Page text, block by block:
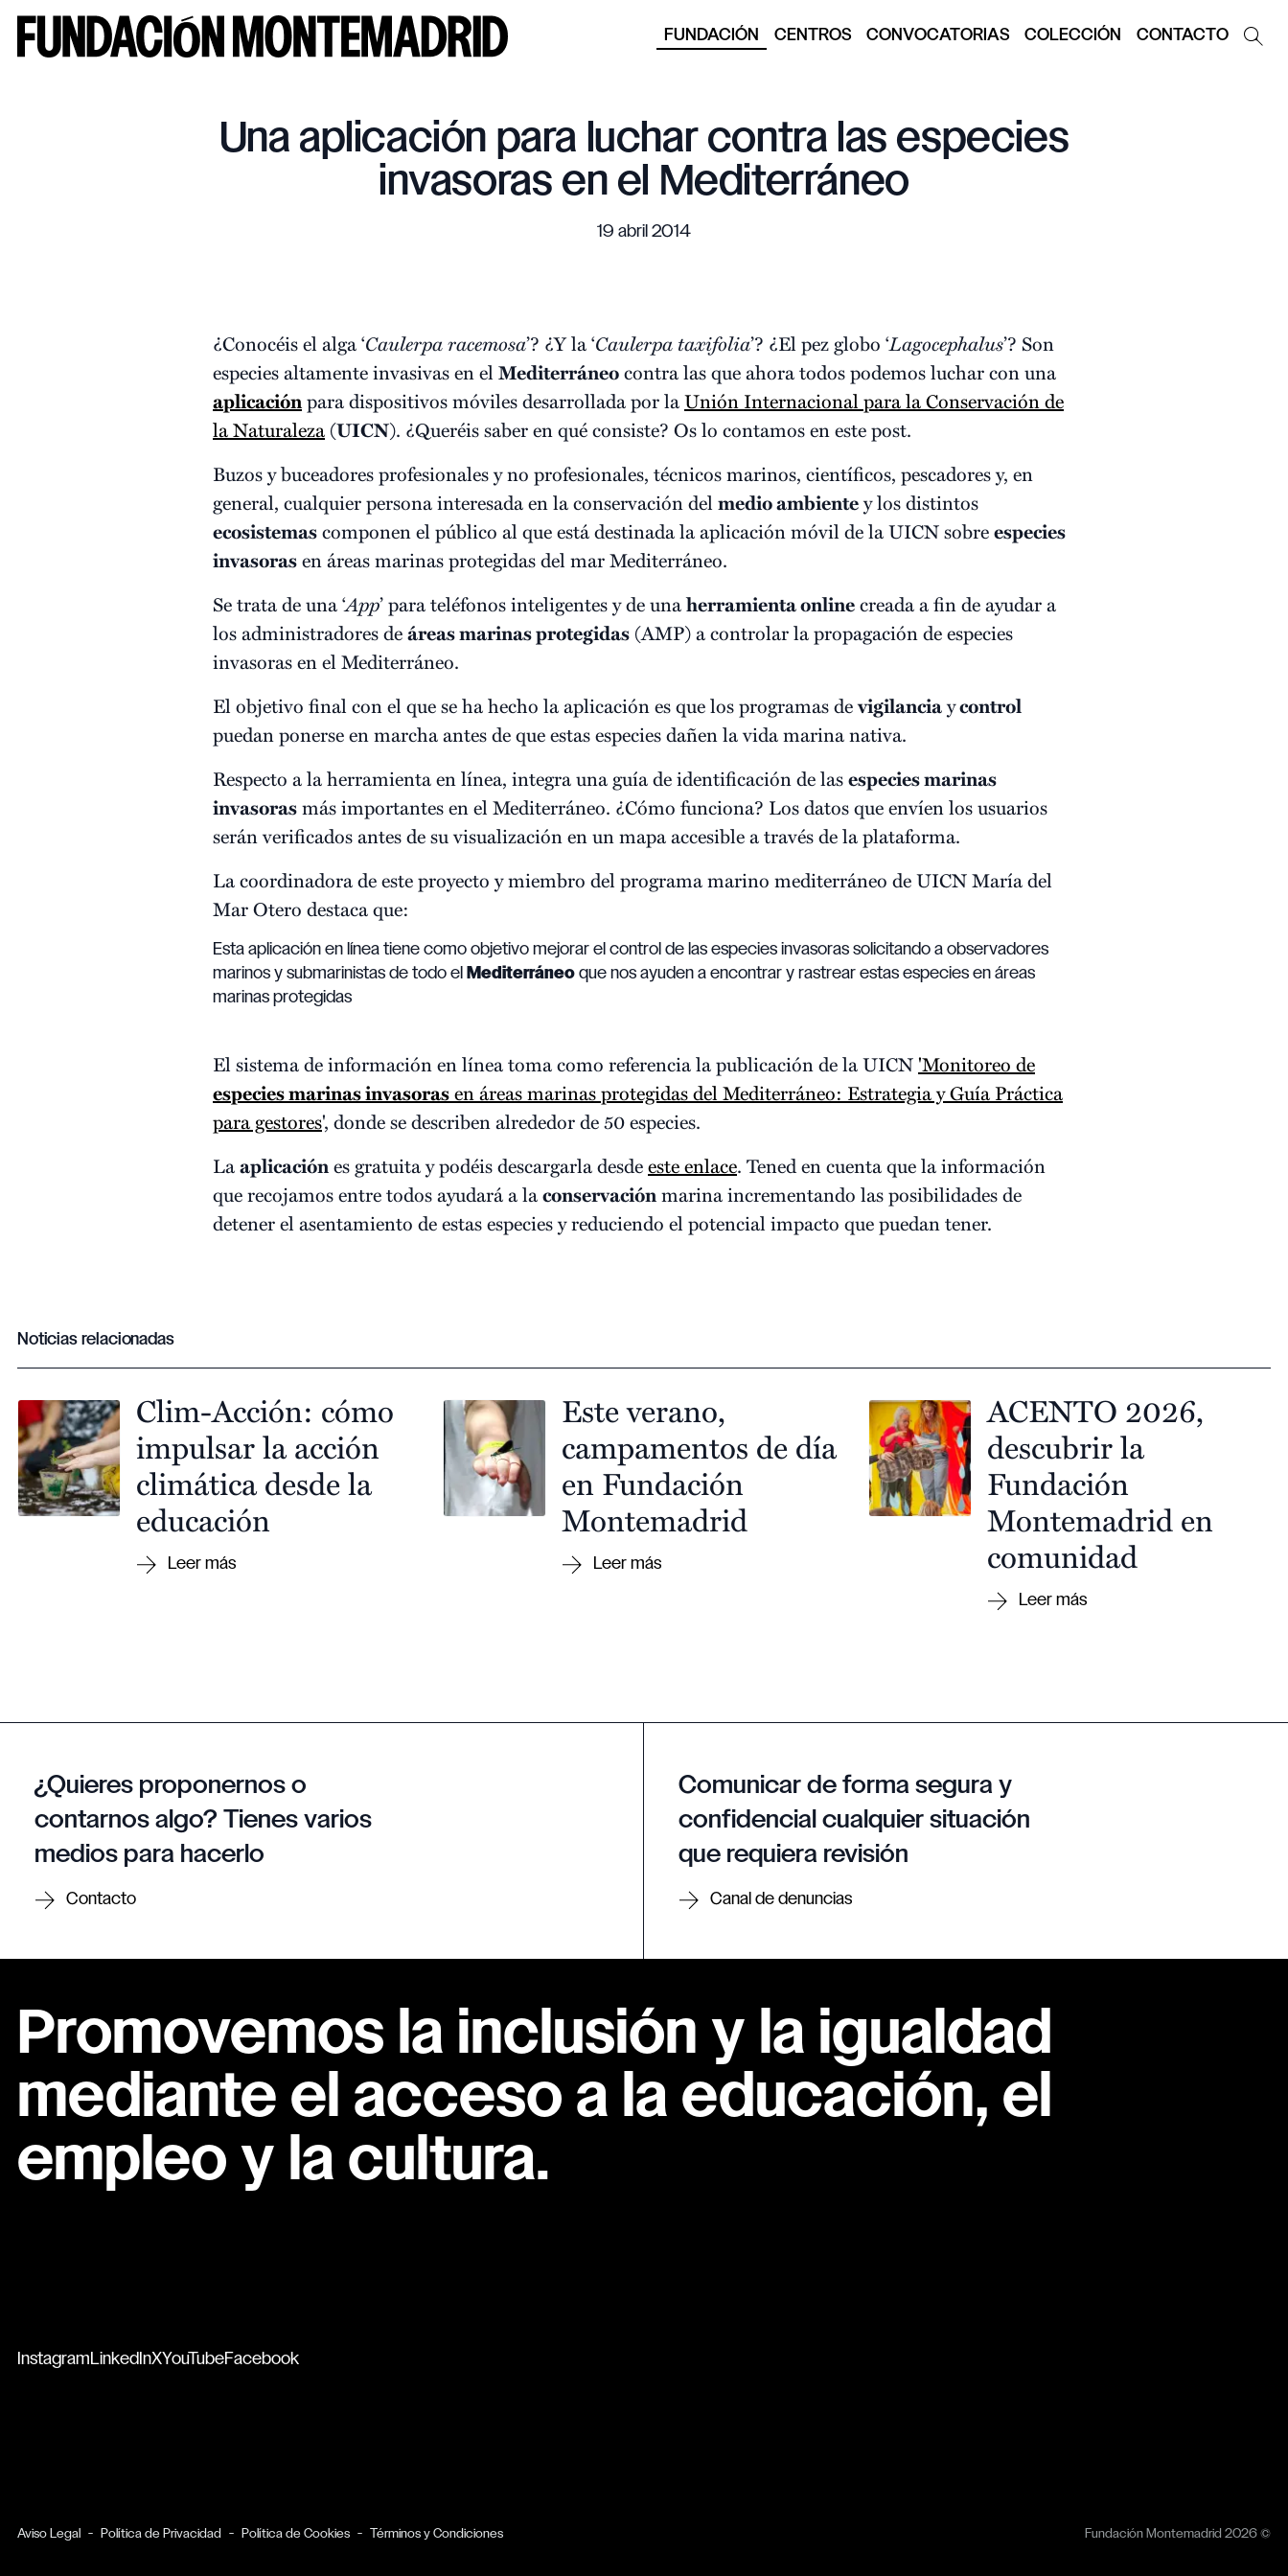
FUNDACIÓN CENTROS CONVOCATORIAS COLECCIÓN CONTACTO
Una aplicación para luchar contra las especies
invasoras en el Mediterráneo
19 abril 2014
¿Conocéis el alga ‘Caulerpa racemosa’? ¿Y la ‘Caulerpa taxifolia’? ¿El pez globo ‘Lagocephalus’? Son
especies altamente invasivas en elMediterráneocontra las que ahora todos podemos luchar con una
aplicaciónpara dispositivos móviles desarrollada por laUnión Internacional para la Conservación de
la Naturaleza (UICN). ¿Queréis saber en qué consiste? Os lo contamos en este post.
Buzos y buceadores profesionales y no profesionales, técnicos marinos, científicos, pescadores y, en
general, cualquier persona interesada en la conservación delmedio ambientey los distintos
ecosistemascomponen el público al que está destinada la aplicación móvil de la UICN sobreespecies
invasorasen áreas marinas protegidas del mar Mediterráneo.
Se trata de una ‘App’ para teléfonos inteligentes y de unaherramienta onlinecreada a fin de ayudar a
los administradores deáreas marinas protegidas (AMP) a controlar la propagación de especies
invasoras en el Mediterráneo.
El objetivo final con el que se ha hecho la aplicación es que los programas devigilanciaycontrol
puedan ponerse en marcha antes de que estas especies dañen la vida marina nativa.
Respecto a la herramienta en línea, integra una guía de identificación de lasespecies marinas
invasorasmás importantes en el Mediterráneo. ¿Cómo funciona? Los datos que envíen los usuarios
serán verificados antes de su visualización en un mapa accesible a través de la plataforma.
La coordinadora de este proyecto y miembro del programa marino mediterráneo de UICN María del
Mar Otero destaca que:
Esta aplicación en línea tiene como objetivo mejorar el control de las especies invasoras solicitando a observadores
marinos y submarinistas de todo el
Mediterráneo que nos ayuden a encontrar y rastrear estas especies en áreas
marinas protegidas
El sistema de información en línea toma como referencia la publicación de la UICN 'Monitoreo de
especies marinas invasorasen áreas marinas protegidas del Mediterráneo: Estrategia y Guía Práctica
para gestores', donde se describen alrededor de 50 especies.
Laaplicaciónes gratuita y podéis descargarla desdeeste enlace. Tened en cuenta que la información
que recojamos entre todos ayudará a laconservaciónmarina incrementando las posibilidades de
detener el asentamiento de estas especies y reduciendo el potencial impacto que puedan tener.
Noticias relacionadas
Clim-Acción: cómo
impulsar la acción
climática desde la
educación
Este verano,
campamentos de día
en Fundación
Montemadrid
ACENTO 2026,
descubrir la
Fundación
Montemadrid en
comunidad
¿Quieres proponernos o
contarnos algo? Tienes varios
medios para hacerlo
Contacto
Comunicar de forma segura y
confidencial cualquier situación
que requiera revisión
Canal de denuncias
Promovemos la inclusión y la igualdad
mediante el acceso a la educación, el
empleo y la cultura.
Instagram LinkedInXYouTubeFacebook
Aviso Legal Política de Privacidad Política de Cookies Términos y Condiciones Fundación Montemadrid 2026 ©